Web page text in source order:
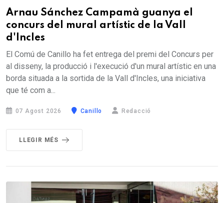
Arnau Sánchez Campamà guanya el
concurs del mural artístic de la Vall
d'Incles
El Comú de Canillo ha fet entrega del premi del Concurs per
al disseny, la producció i l'execució d'un mural artístic en una
borda situada a la sortida de la Vall d'Incles, una iniciativa
que té com a...
07 Agost 2026 Canillo Redacció
LLEGIR MÉS